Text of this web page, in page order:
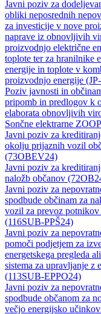
Javni poziv za
obliki neposrednih
za investicije v nove
naprave iz obnovljivih
proizvodnjo električne
toplote ter za hranilnike
energije in toplote v
proizvodnjo energije
Poziv javnosti in
pripomb in predlogov k
elaborata obnovljivih
Sončne elektrarne
Javni poziv za
okolju prijaznih vozil
(73OBEV24)
Javni poziv za
naložb občanov
Javni poziv za
spodbude občinam za
vozil za prevoz
(116SUB-PPŠ24)
Javni poziv za
pomoči podjetjem za
energetskega pregleda
sistema za upravljanje z
(113SUB-EPPO24)
Javni poziv za
spodbude občanom za
večjo energijsko